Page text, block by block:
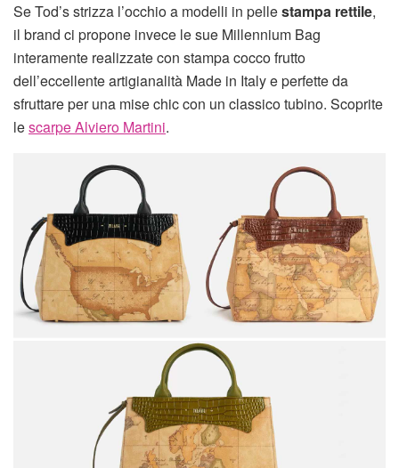
Se Tod’s strizza l’occhio a modelli in pellestampa rettile,
il brand ci propone invece le sue Millennium Bag
interamente realizzate con stampa cocco frutto
dell’eccellente artigianalità Made in Italy e perfette da
sfruttare per una mise chic con un classico tubino. Scoprite
lescarpe Alviero Martini.